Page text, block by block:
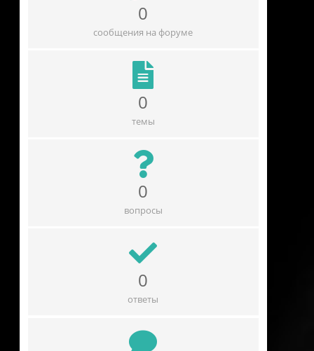
0
сообщения на форуме
0
темы
0
вопросы
0
ответы